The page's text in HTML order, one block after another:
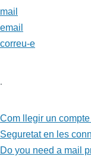
mail
email
correu-e
.
Com llegir un
Seguretat en les
Do you need a mail